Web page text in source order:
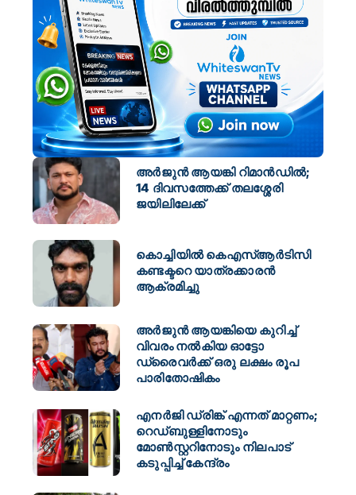
അർജുൻ ആയങ്കി റിമാൻഡിൽ;
14 ദിവസത്തേക്ക് തലശ്ശേരി
ജയിലിലേക്ക്
കൊച്ചിയിൽ കെഎസ്ആർടിസി
കണ്ടക്ടറെ യാത്രക്കാരൻ
ആക്രമിച്ചു
അർജുൻ ആയങ്കിയെ കുറിച്ച്
വിവരം നൽകിയ ഓട്ടോ
ഡ്രൈവർക്ക് ഒരു ലക്ഷം രൂപ
പാരിതോഷികം
എനർജി ഡ്രിങ്ക് എന്നത് മാറ്റണം;
റെഡ്ബുള്ളിനോടും
മോൺസ്റ്ററിനോടും നിലപാട്
കടുപ്പിച്ച് കേന്ദ്രം